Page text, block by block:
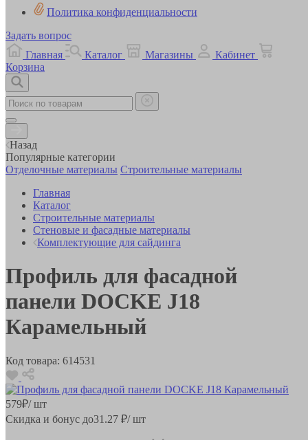
Политика конфиденциальности
Задать вопрос
Главная
Каталог Магазины
Кабинет
Корзина
Назад
Популярные категории
Отделочные материалы Строительные материалы
Главная
Каталог
Строительные материалы
Стеновые и фасадные материалы
Комплектующие для сайдинга
Профиль для фасадной
панели DOCKE J18
Карамельный
Код товара: 614531
579₽/ шт
Скидка и бонус до31.27 ₽/ шт